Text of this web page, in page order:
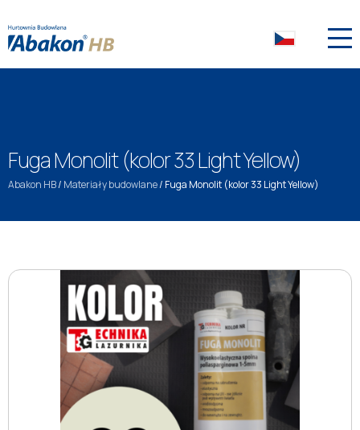
Fuga Monolit (kolor 33 Light Yellow)
Abakon HB/ Materiały budowlane/ Fuga Monolit (kolor 33 Light Yellow)